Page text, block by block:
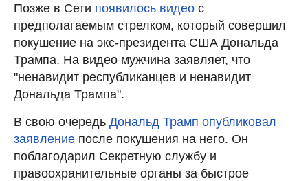
Позже в Сети появилось видео с
предполагаемым стрелком, который совершил
покушение на экс-президента США Дональда
Трампа. На видео мужчина заявляет, что
"ненавидит республиканцев и ненавидит
Дональда Трампа".
В свою очередь Дональд Трамп опубликовал
заявление после покушения на него. Он
поблагодарил Секретную службу и
правоохранительные органы за быстрое